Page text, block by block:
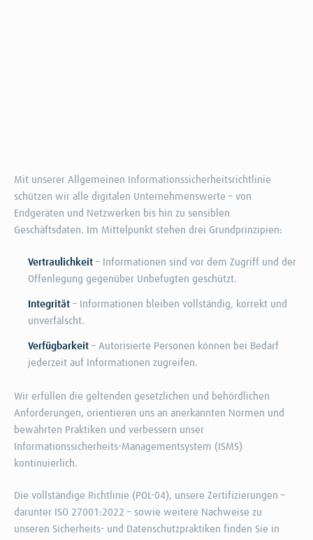
Mit unserer Allgemeinen Informationssicherheitsrichtlinie
schützen wir alle digitalen Unternehmenswerte – von
Endgeräten und Netzwerken bis hin zu sensiblen
Geschäftsdaten. Im Mittelpunkt stehen drei Grundprinzipien:
Vertraulichkeit – Informationen sind vor dem Zugriff und der
Offenlegung gegenüber Unbefugten geschützt.
Integrität – Informationen bleiben vollständig, korrekt und
unverfälscht.
Verfügbarkeit – Autorisierte Personen können bei Bedarf
jederzeit auf Informationen zugreifen.
Wir erfüllen die geltenden gesetzlichen und behördlichen
Anforderungen, orientieren uns an anerkannten Normen und
bewährten Praktiken und verbessern unser
Informationssicherheits-Managementsystem (ISMS)
kontinuierlich.
Die vollständige Richtlinie (POL-04), unsere Zertifizierungen –
darunter ISO 27001:2022 – sowie weitere Nachweise zu
unseren Sicherheits- und Datenschutzpraktiken finden Sie in